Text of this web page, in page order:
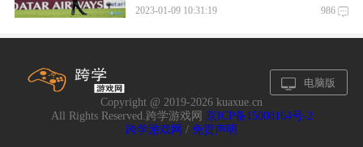
2023-01-09 10:31:19 986
电脑版
Copyright @ 2019-2026 kuaxue.cn
All Rights Reserved.跨学游戏网 京ICP备15008164号-2
跨学游戏网 / 免责声明